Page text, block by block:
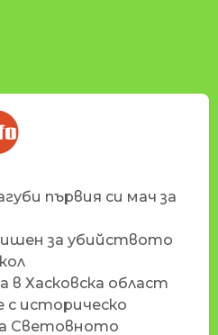
първия си мач за
за убийството
в Хасковска област
историческо
Световното